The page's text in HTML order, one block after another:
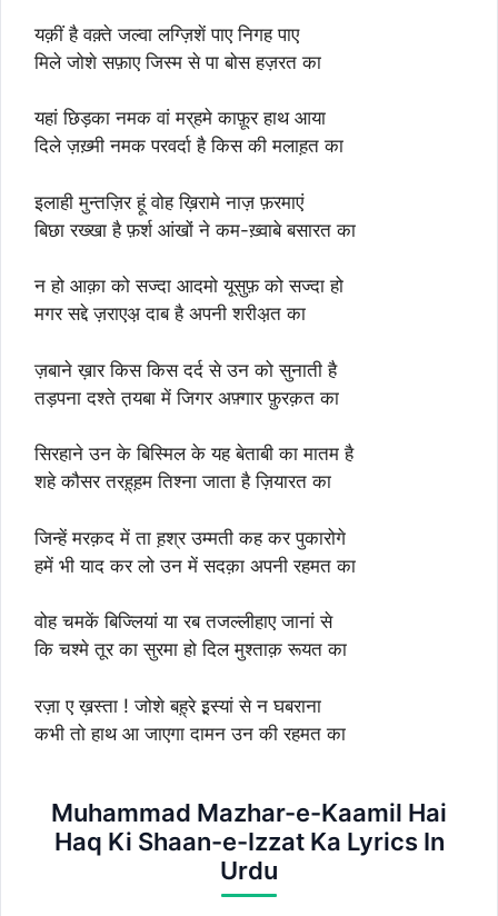
यक़ीं है वक़्ते जल्वा लग्ज़िशें पाए निगह पाए
मिले जोशे सफ़ाए जिस्म से पा बोस हज़रत का
यहां छिड़का नमक वां मर्‌हमे काफ़ूर हाथ आया
दिले ज़ख़्मी नमक परवर्दा है किस की मलाह़त का
इलाही मुन्तज़िर हूं वोह ख़िरामे नाज़ फ़रमाएं
बिछा रख्खा है फ़र्श आंखों ने कम-ख़्वाबे बसारत का
न हो आक़ा को सज्दा आदमो यूसुफ़ को सज्दा हो
मगर सद्दे ज़राएअ़ दाब है अपनी शरीअ़त का
ज़बाने ख़ार किस किस दर्द से उन को सुनाती है
तड़पना दश्ते त़यबा में जिगर अफ़्गार फ़ुरक़त का
सिरहाने उन के बिस्मिल के यह बेताबी का मातम है
शहे कौसर तरह़्ह़म तिश्ना जाता है ज़ियारत का
जिन्हें मरक़द में ता ह़श्र उम्मती कह कर पुकारोगे
हमें भी याद कर लो उन में सदक़ा अपनी रहमत का
वोह चमकें बिज्लियां या रब तजल्लीहाए जानां से
कि चश्मे तूर का सुरमा हो दिल मुश्ताक़ रूयत का
रज़ा ए ख़स्ता ! जोशे बह़्‌रे इ़स्यां से न घबराना
कभी तो हाथ आ जाएगा दामन उन की रहमत का
Muhammad Mazhar-e-Kaamil Hai
Haq Ki Shaan-e-Izzat Ka Lyrics In
Urdu